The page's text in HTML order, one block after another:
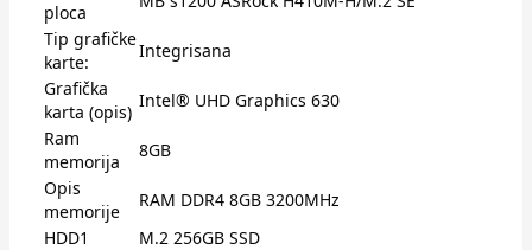
ploca
Tip grafičke
karte:
Integrisana
Grafička
karta (opis)
Intel® UHD Graphics 630
Ram
memorija
8GB
Opis
memorije
RAM DDR4 8GB 3200MHz
HDD1
M.2 256GB SSD